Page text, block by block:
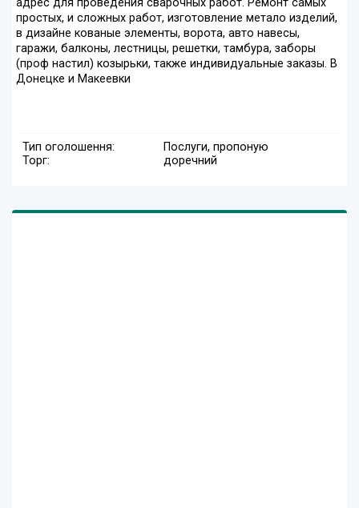
адрес для проведения сварочных работ. Ремонт самых
простых, и сложных работ, изготовление метало изделий,
в дизайне кованые элементы, ворота, авто навесы,
гаражи, балконы, лестницы, решетки, тамбура, заборы
(проф настил) козырьки, также индивидуальные заказы. В
Донецке и Макеевки
Тип оголошення:
Послуги, пропоную
Торг:
доречний